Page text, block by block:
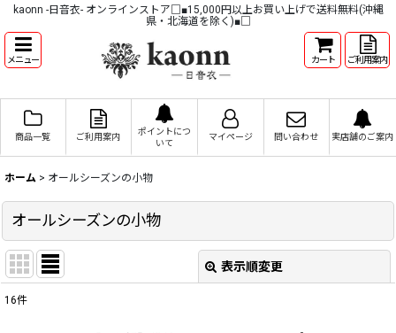
kaonn -日音衣- オンラインストア□■15,000円以上お買い上げで送料無料(沖縄
県・北海道を除く)■□
メニュー カート ご利用案内
商品一覧 ご利用案内
ポイントにつ
いて
マイページ 問い合わせ 実店舗のご案内
ホーム > オールシーズンの小物
オールシーズンの小物
表示順変更
16件